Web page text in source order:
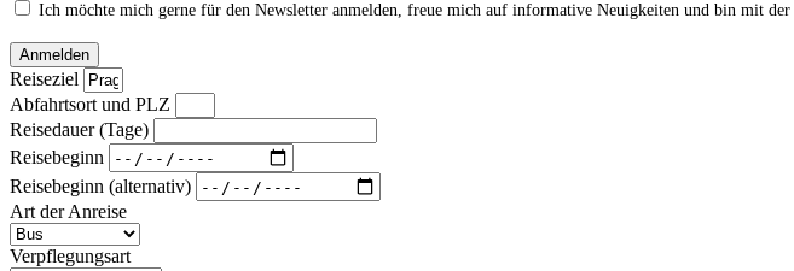
Ich möchte mich gerne für den Newsletter anmelden, freue mich auf informative Neuigkeiten und bin mit der
Anmelden
Reiseziel
Abfahrtsort und PLZ
Reisedauer (Tage)
Reisebeginn
Reisebeginn (alternativ)
Art der Anreise
Verpflegungsart